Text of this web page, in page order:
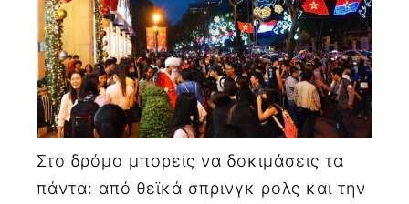
Στο δρόμο μπορείς να δοκιμάσεις τα
πάντα: από θεϊκά σπρινγκ ρολς και την